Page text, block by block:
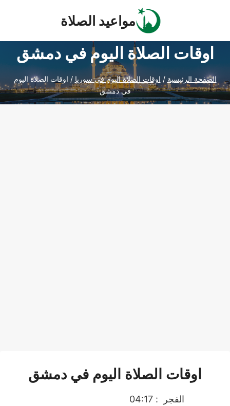
مواعيد الصلاة
اوقات الصلاة اليوم في دمشق
الصفحة الرئيسية / اوقات الصلاة اليوم في سوريا / اوقات الصلاة اليوم
في دمشق
اوقات الصلاة اليوم في دمشق
الفجر
: 04:17